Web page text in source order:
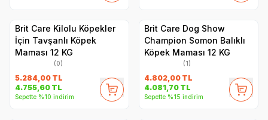
Brit Care Kilolu Köpekler
İçin Tavşanlı Köpek
Maması 12 KG
(0)
5.284,00 TL
4.755,60 TL
Sepette %10 indirim
Brit Care Dog Show
Champion Somon Balıklı
Köpek Maması 12 KG
(1)
4.802,00 TL
4.081,70 TL
Sepette %15 indirim